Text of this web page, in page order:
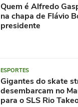
Quem é Alfredo
na chapa de Flávio
presidente
ESPORTES
Gigantes do skate
desembarcam no
para o SLS Rio